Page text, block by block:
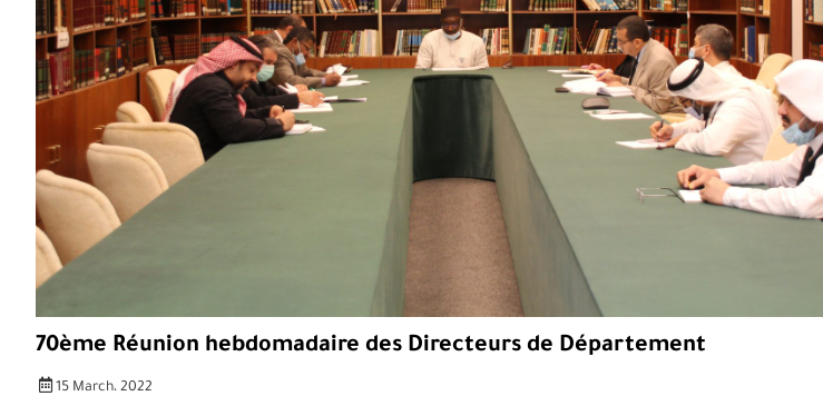
70ème Réunion hebdomadaire des Directeurs de Département
15 March، 2022